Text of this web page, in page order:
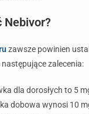
Nebivor?
zawsze powinien
zalecenia:
dla dorosłych to 5
dobowa wynosi 10